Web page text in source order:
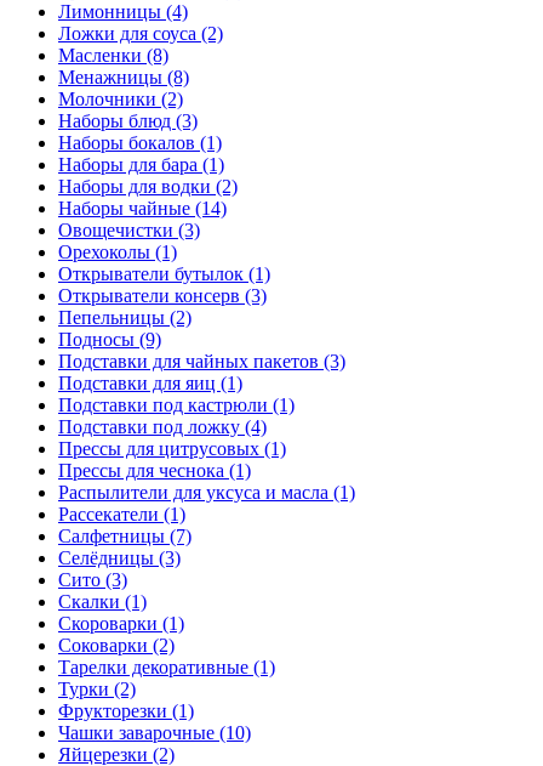
Лимонницы (4)
Ложки для соуса (2)
Масленки (8)
Менажницы (8)
Молочники (2)
Наборы блюд (3)
Наборы бокалов (1)
Наборы для бара (1)
Наборы для водки (2)
Наборы чайные (14)
Овощечистки (3)
Орехоколы (1)
Открыватели бутылок (1)
Открыватели консерв (3)
Пепельницы (2)
Подносы (9)
Подставки для чайных пакетов (3)
Подставки для яиц (1)
Подставки под кастрюли (1)
Подставки под ложку (4)
Прессы для цитрусовых (1)
Прессы для чеснока (1)
Распылители для уксуса и масла (1)
Рассекатели (1)
Салфетницы (7)
Селёдницы (3)
Сито (3)
Скалки (1)
Скороварки (1)
Соковарки (2)
Тарелки декоративные (1)
Турки (2)
Фрукторезки (1)
Чашки заварочные (10)
Яйцерезки (2)